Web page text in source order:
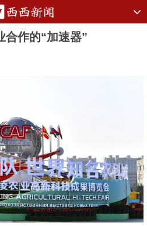
合作的“加速器”